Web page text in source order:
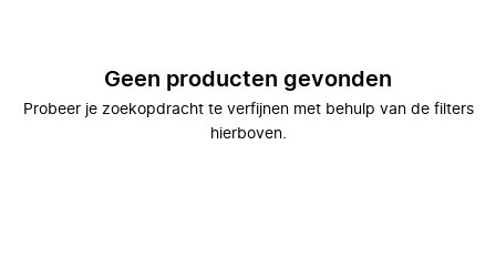
Geen producten gevonden
Probeer je zoekopdracht te verfijnen met behulp van de filters
hierboven.